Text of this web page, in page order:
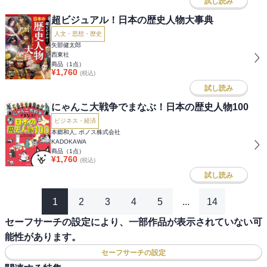
超ビジュアル！日本の歴史人物大事典
人文・思想・歴史
矢部健太郎
西東社
商品（1 点）
¥1,760 (税込)
試し読み
にゃんこ大戦争でまなぶ！日本の歴史人物100
ビジネス・経済
本郷和人, ポノス株式会社
KADOKAWA
商品（1 点）
¥1,760 (税込)
試し読み
1 2 3 4 5 ... 14
セーフサーチの設定により、一部作品が表示されていない可
能性があります。
セーフサーチの設定